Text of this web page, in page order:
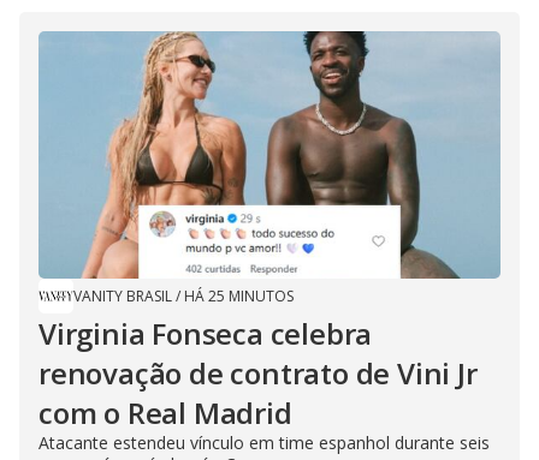
VANITY BRASIL/ HÁ 25 MINUTOS
Virginia Fonseca celebra
renovação de contrato de Vini Jr
com o Real Madrid
Atacante estendeu vínculo em time espanhol durante seis